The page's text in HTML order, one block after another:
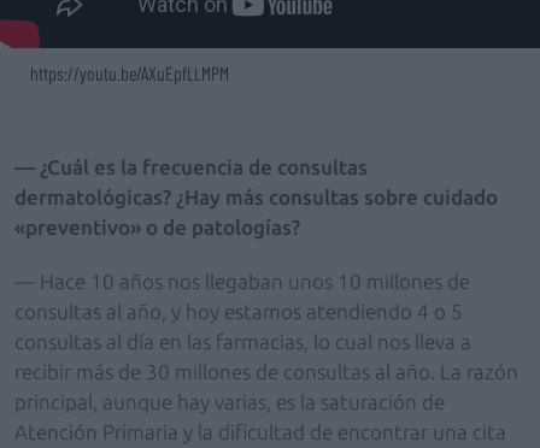
https://youtu.be/AXuEpfLLMPM
— ¿Cuál es la frecuencia de consultas
dermatológicas? ¿Hay más consultas sobre cuidado
«preventivo» o de patologías?
— Hace 10 años nos llegaban unos 10 millones de
consultas al año, y hoy estamos atendiendo 4 o 5
consultas al día en las farmacias, lo cual nos lleva a
recibir más de 30 millones de consultas al año. La razón
principal, aunque hay varias, es la saturación de
Atención Primaria y la dificultad de encontrar una cita